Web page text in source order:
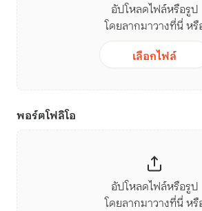
อัปโหลดไฟล์หรือรูป
โดยลากมาวางที่นี่ หรื
เลือกไฟล์
พอร์ตโฟลิโอ
อัปโหลดไฟล์หรือรูป
โดยลากมาวางที่นี่ หรื